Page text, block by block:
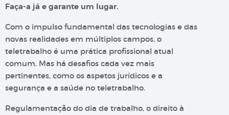
Faça-a já e garante um lugar.
Com o impulso fundamental das tecnologias e das
novas realidades em múltiplos campos, o
teletrabalho é uma prática profissional atual
comum. Mas há desafios cada vez mais
pertinentes, como os aspetos jurídicos e a
segurança e a saúde no teletrabalho.
Regulamentação do dia de trabalho, o direito à